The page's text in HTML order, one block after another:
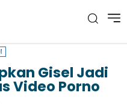
Gisel Jadi
Video Porno